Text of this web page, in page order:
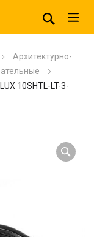
Архитектурно-
10SHTL-LT-3-